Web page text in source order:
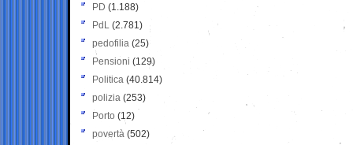
PD (1.188)
PdL (2.781)
pedofilia (25)
Pensioni (129)
Politica (40.814)
polizia (253)
Porto (12)
povertà (502)